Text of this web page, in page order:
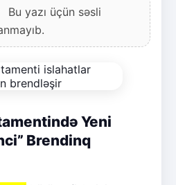
Bu yazı üçün səsli
Yeni
Brendinq